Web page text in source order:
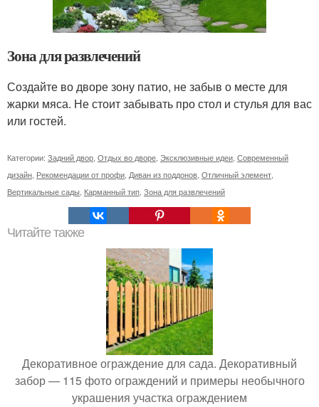
Зона для развлечений
Создайте во дворе зону патио, не забыв о месте для
жарки мяса. Не стоит забывать про стол и стулья для вас
или гостей.
Категории: Задний двор Отдых во дворе Эксклюзивные идеи Современный
дизайн Рекомендации от профи Диван из поддонов Отличный элемент
Вертикальные сады Карманный тип Зона для развлечений
Читайте также
Декоративное ограждение для сада. Декоративный
забор — 115 фото ограждений и примеры необычного
украшения участка ограждением